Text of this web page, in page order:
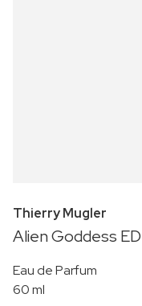
Thierry Mugler
Alien Goddess
Eau de Parfum
60 ml